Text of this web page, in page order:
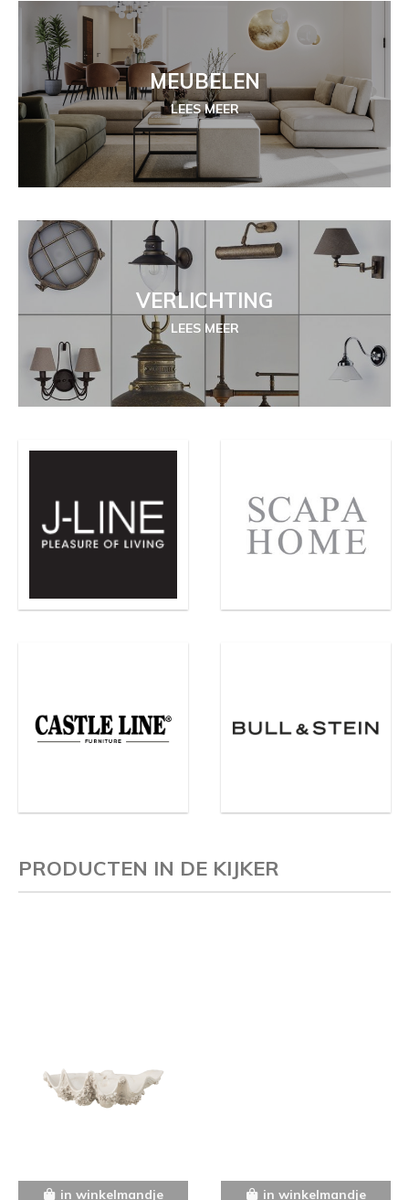
MEUBELEN
LEES MEER
VERLICHTING
LEES MEER
PRODUCTEN IN DE KIJKER
in winkelmandje in winkelmandje